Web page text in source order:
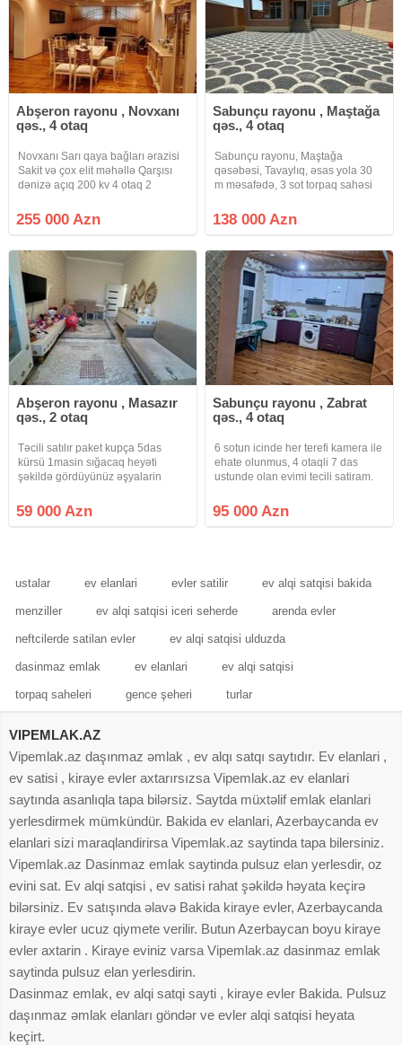
Abşeron rayonu , Novxanı
qəs., 4 otaq
Novxanı Sarı qaya bağları ərazisi
Sakit və çox elit məhəllə Qarşısı
dənizə açıq 200 kv 4 otaq 2
işıq, su Kupca (Çıxarış) Şirkət
xidmət haqqı Alıcılar tərəfindən 1%
255 000 Azn
Sabunçu rayonu , Maştağa
qəs., 4 otaq
Sabunçu rayonu, Maştağa
qəsəbəsi, Tavaylıq, əsas yola 30
m məsafədə, 3 sot torpaq sahəsi
ümumi tikili sahəsi 127 kv/m olan
Həyət Evi Satılır. Ev şəxsi tikilidir,
138 000 Azn
Abşeron rayonu , Masazır
qəs., 2 otaq
Təcili satılır paket kupça 5das
kürsü 1masin sığacaq heyəti
şəkildə gördüyünüz əşyalarin
var maraqlanan yazsın, 2nomre
qeyd etmişəm zəng vursun
59 000 Azn
Sabunçu rayonu , Zabrat
qəs., 4 otaq
6 sotun icinde her terefi kamera ile
ehate olunmus, 4 otaqli 7 das
ustunde olan evimi tecili satiram.
95 000 Azn
ustalar ev elanlari evler satilir ev alqi satqisi bakida
menziller ev alqi satqisi iceri seherde arenda evler
neftcilerde satilan evler ev alqi satqisi ulduzda
dasinmaz emlak ev elanlari ev alqi satqisi
torpaq saheleri gence şeheri turlar
VIPEMLAK.AZ
Vipemlak.az daşınmaz əmlak , ev alqı satqı saytıdır. Ev elanlari ,
ev satisi , kiraye evler axtarırsızsa Vipemlak.az ev elanlari
saytında asanlıqla tapa bilərsiz. Saytda müxtəlif emlak elanlari
yerlesdirmek mümkündür. Bakida ev elanlari, Azerbaycanda ev
elanlari sizi maraqlandirirsa Vipemlak.az saytinda tapa bilersiniz.
Vipemlak.az Dasinmaz emlak saytinda pulsuz elan yerlesdir, oz
evini sat. Ev alqi satqisi , ev satisi rahat şəkildə həyata keçirə
bilərsiniz. Ev satışında əlavə Bakida kiraye evler, Azerbaycanda
kiraye evler ucuz qiymete verilir. Butun Azerbaycan boyu kiraye
evler axtarin . Kiraye eviniz varsa Vipemlak.az dasinmaz emlak
saytinda pulsuz elan yerlesdirin.
Dasinmaz emlak, ev alqi satqi sayti , kiraye evler Bakida. Pulsuz
daşınmaz əmlak elanları göndər ve evler alqi satqisi heyata
keçirt.